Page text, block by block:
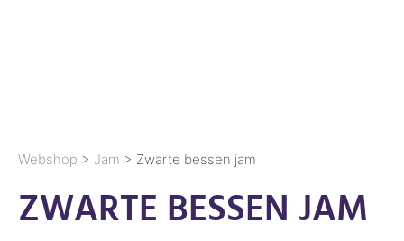
Webshop > Jam > Zwarte bessen jam
ZWARTE BESSEN JAM